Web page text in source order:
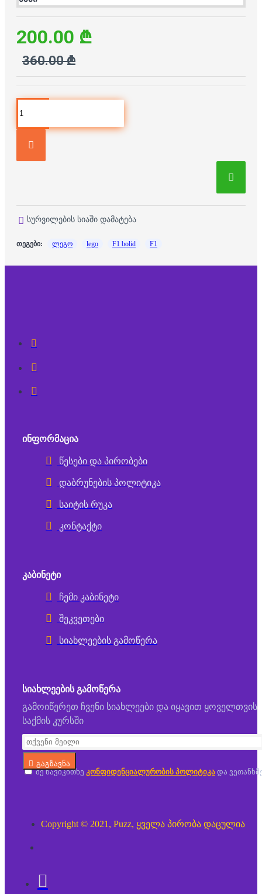
200.00 ₾
360.00 ₾
სურვილების სიაში დამატება
თეგები: ლეგო lego F1 bolid F1
ᲘᲜᲤᲝᲠᲛᲐᲪᲘᲐ
წესები და პირობები
დაბრუნების პოლიტიკა
საიტის რუკა
კონტაქტი
ᲙᲐᲑᲘᲜᲔᲢᲘ
ჩემი კაბინეტი
შეკვეთები
სიახლეების გამოწერა
ᲡᲘᲐᲮᲚᲔᲔᲑᲘᲡ ᲒᲐᲛᲝᲬᲔᲠᲐ
გამოიწერეთ ჩვენი სიახლეები და იყავით ყოველთვის
საქმის კურსში
გაგზავნა
მე წავიკითხე კონფიდენციალურობის პოლიტიკა და
Copyright © 2021, Puzz, ყველა პირობა დაცულია